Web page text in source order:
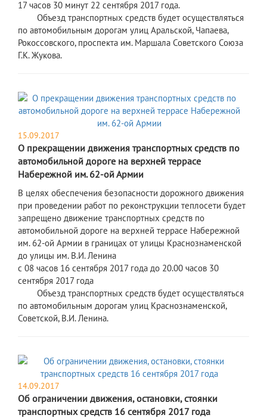
17 часов 30 минут 22 сентября 2017 года.
Объезд транспортных средств будет осуществляться
по автомобильным дорогам улиц Аральской, Чапаева,
Рокоссовского, проспекта им. Маршала Советского Союза
Г.К. Жукова.
15.09.2017
О прекращении движения транспортных средств по
автомобильной дороге на верхней террасе
Набережной им. 62-ой Армии
В целях обеспечения безопасности дорожного движения
при проведении работ по реконструкции теплосети будет
запрещено движение транспортных средств по
автомобильной дороге на верхней террасе Набережной
им. 62-ой Армии в границах от улицы Краснознаменской
до улицы им. В.И. Ленина
с 08 часов 16 сентября 2017 года до 20.00 часов 30
сентября 2017 года
Объезд транспортных средств будет осуществляться
по автомобильным дорогам улиц Краснознаменской,
Советской, В.И. Ленина.
14.09.2017
Об ограничении движения, остановки, стоянки
транспортных средств 16 сентября 2017 года